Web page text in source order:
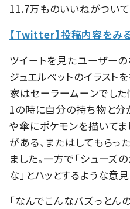
11.7万ものいいねがついて
【Twitter】投稿内容をみ
ツイートを見たユーザーの
ジュエルペットのイラスト
家はセーラームーンでした
1の時に自分の持ち物と
や傘にポケモンを描いてま
がある、またはしてもらっ
ました。一方で「シューズ
な」とハッとするような意
「なんでこんなバズっとん